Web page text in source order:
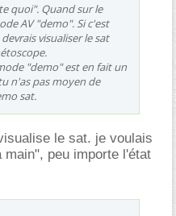
quoi". Quand sur le
AV "demo". Si c'est
visualiser le sat
"demo" est en fait un
n'as pas moyen de
sat.
le sat. je voulais
main", peu importe l'état